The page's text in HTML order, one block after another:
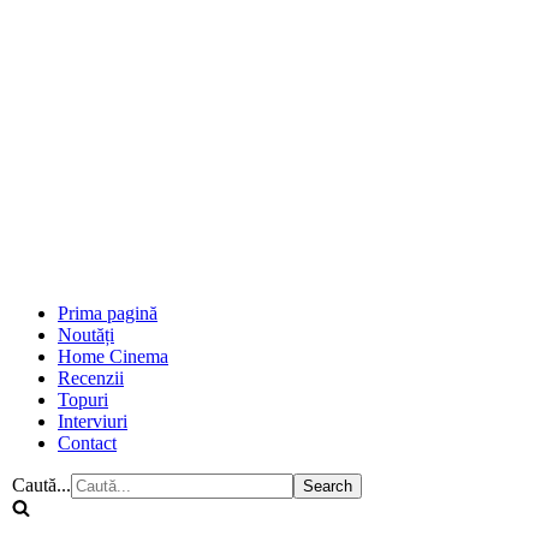
Prima pagină
Noutăți
Home Cinema
Recenzii
Topuri
Interviuri
Contact
Caută...